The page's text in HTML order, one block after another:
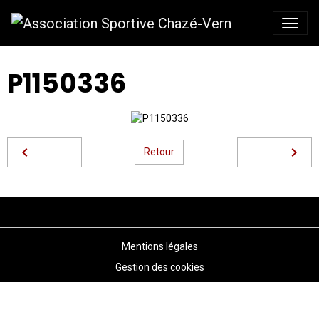
P1150336
Retour
Mentions légales
Gestion des cookies